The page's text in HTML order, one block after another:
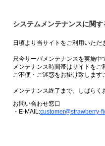
システムメンテナンスに関
日頃より当サイトをご利用いただ
只今サーバメンテナンスを実施中
メンテナンス時間帯はサイトをご
ご不便・ご迷惑をお掛け致します
メンテナンス終了まで、しばらく
お問い合わせ窓口
・E-MAIL:customer@strawberry-